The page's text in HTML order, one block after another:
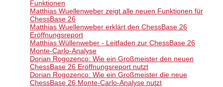
Funktionen
Matthias Wuellenweber zeigt alle neuen Funktionen für
ChessBase 26
Matthias Wuellenweber erklärt den ChessBase 26
Eröffnungsreport
Matthias Wüllenweber - Leitfaden zur ChessBase 26
Monte-Carlo-Analyse
Dorian Rogozenco: Wie ein Großmeister den neuen
ChessBase 26 Eröffnungsreport nutzt​
Dorian Rogozenco: Wie ein Großmeister die neue
ChessBase 26 Monte-Carlo-Analyse nutzt